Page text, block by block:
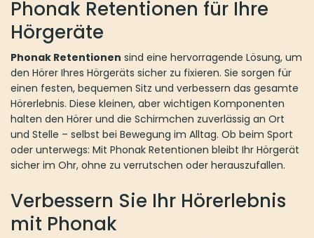
Phonak Retentionen für Ihre
Hörgeräte
Phonak Retentionen sind eine hervorragende Lösung, um
den Hörer Ihres Hörgeräts sicher zu fixieren. Sie sorgen für
einen festen, bequemen Sitz und verbessern das gesamte
Hörerlebnis. Diese kleinen, aber wichtigen Komponenten
halten den Hörer und die Schirmchen zuverlässig an Ort
und Stelle – selbst bei Bewegung im Alltag. Ob beim Sport
oder unterwegs: Mit Phonak Retentionen bleibt Ihr Hörgerät
sicher im Ohr, ohne zu verrutschen oder herauszufallen.
Verbessern Sie Ihr Hörerlebnis
mit Phonak